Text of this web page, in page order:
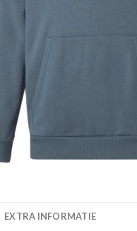
EXTRA INFORMATIE